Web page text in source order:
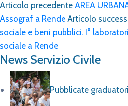
Articolo precedente AREA
Assograf a Rende Articolo
sociale e beni pubblici. I°
sociale a Rende
News Servizio Civile
Pubblicate